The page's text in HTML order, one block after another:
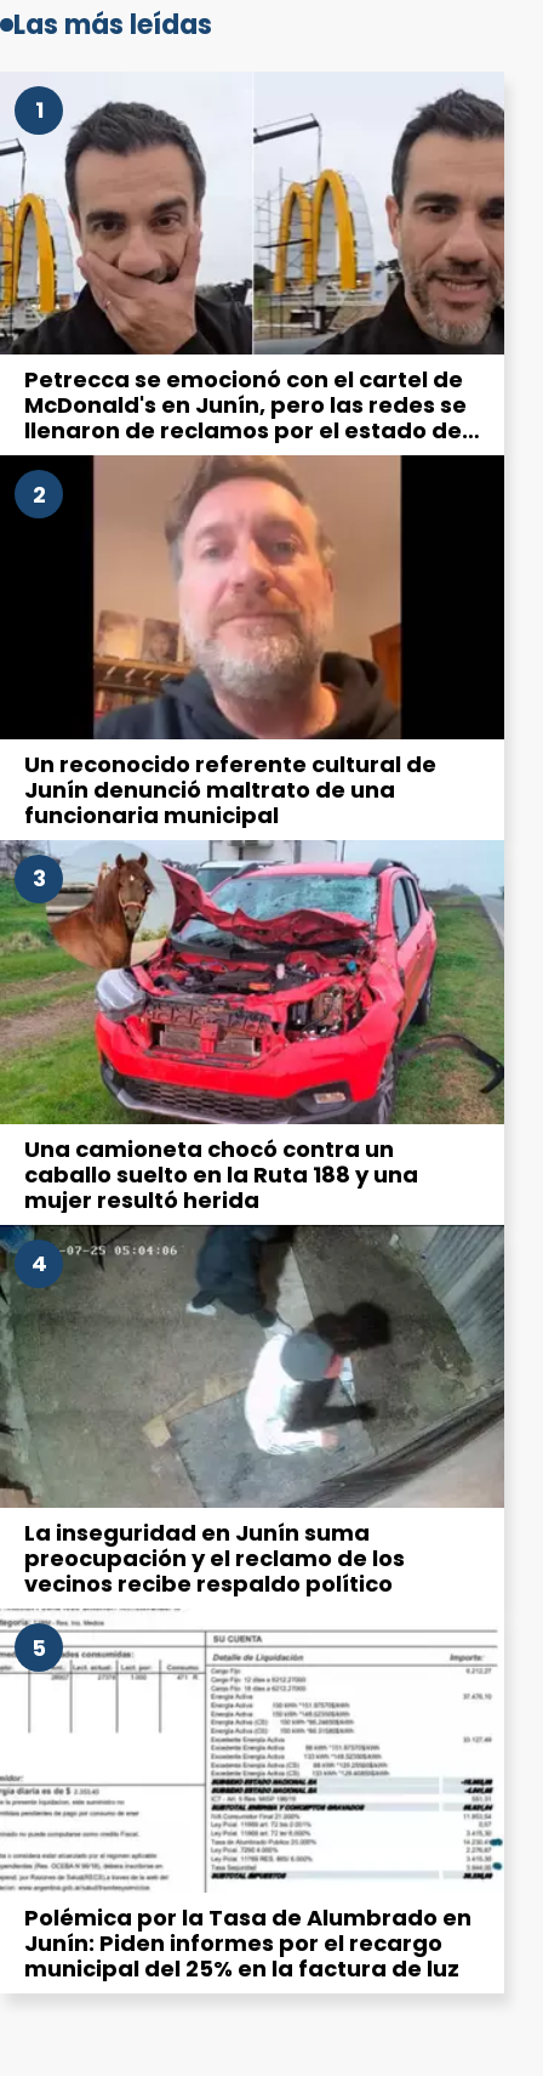
Las más leídas
1
Petrecca se emocionó con el cartel de
McDonald's en Junín, pero las redes se
llenaron de reclamos por el estado de
la ciudad
2
Un reconocido referente cultural de
Junín denunció maltrato de una
funcionaria municipal
3
Una camioneta chocó contra un
caballo suelto en la Ruta 188 y una
mujer resultó herida
4
La inseguridad en Junín suma
preocupación y el reclamo de los
vecinos recibe respaldo político
5
Polémica por la Tasa de Alumbrado en
Junín: Piden informes por el recargo
municipal del 25% en la factura de luz